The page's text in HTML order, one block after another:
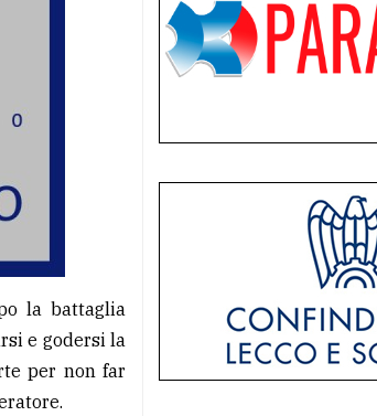
la battaglia
e godersi la
per non far